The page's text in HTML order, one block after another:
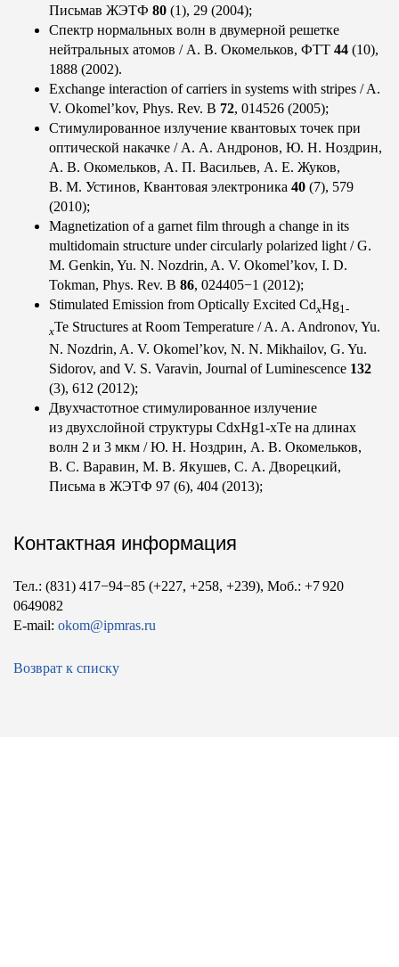
Письмав ЖЭТФ 80 (1), 29 (2004);
Спектр нормальных волн в двумерной решетке
нейтральных атомов / А. В. Окомельков, ФТТ 44 (10),
1888 (2002).
Exchange interaction of carriers in systems with stripes / A.
V. Okomel’kov, Phys. Rev. B 72, 014526 (2005);
Стимулированное излучение квантовых точек при
оптической накачке / А. А. Андронов, Ю. Н. Ноздрин,
А. В. Окомельков, А. П. Васильев, А. Е. Жуков,
В. М. Устинов, Квантовая электроника 40 (7), 579
(2010);
Magnetization of a garnet film through a change in its
multidomain structure under circularly polarized light / G.
M. Genkin, Yu. N. Nozdrin, A. V. Okomel’kov, I. D.
Tokman, Phys. Rev. B 86, 024405−1 (2012);
Stimulated Emission from Optically Excited CdxHg1-
xTe Structures at Room Temperature / A. A. Andronov, Yu.
N. Nozdrin, A. V. Okomel’kov, N. N. Mikhailov, G. Yu.
Sidorov, and V. S. Varavin, Journal of Luminescence 132
(3), 612 (2012);
Двухчастотное стимулированное излучение
из двухслойной структуры CdxHg1-xTe на длинах
волн 2 и 3 мкм /Ю. Н. Ноздрин, А. В. Окомельков,
В. С. Варавин, М. В. Якушев, С. А. Дворецкий,
Письма в ЖЭТФ 97 (6), 404 (2013);
Контактная информация
Тел.: (831) 417−94−85 (+227, +258, +239), Моб.: +7 920
0649082
E-mail: okom@ipmras.ru
Возврат к списку